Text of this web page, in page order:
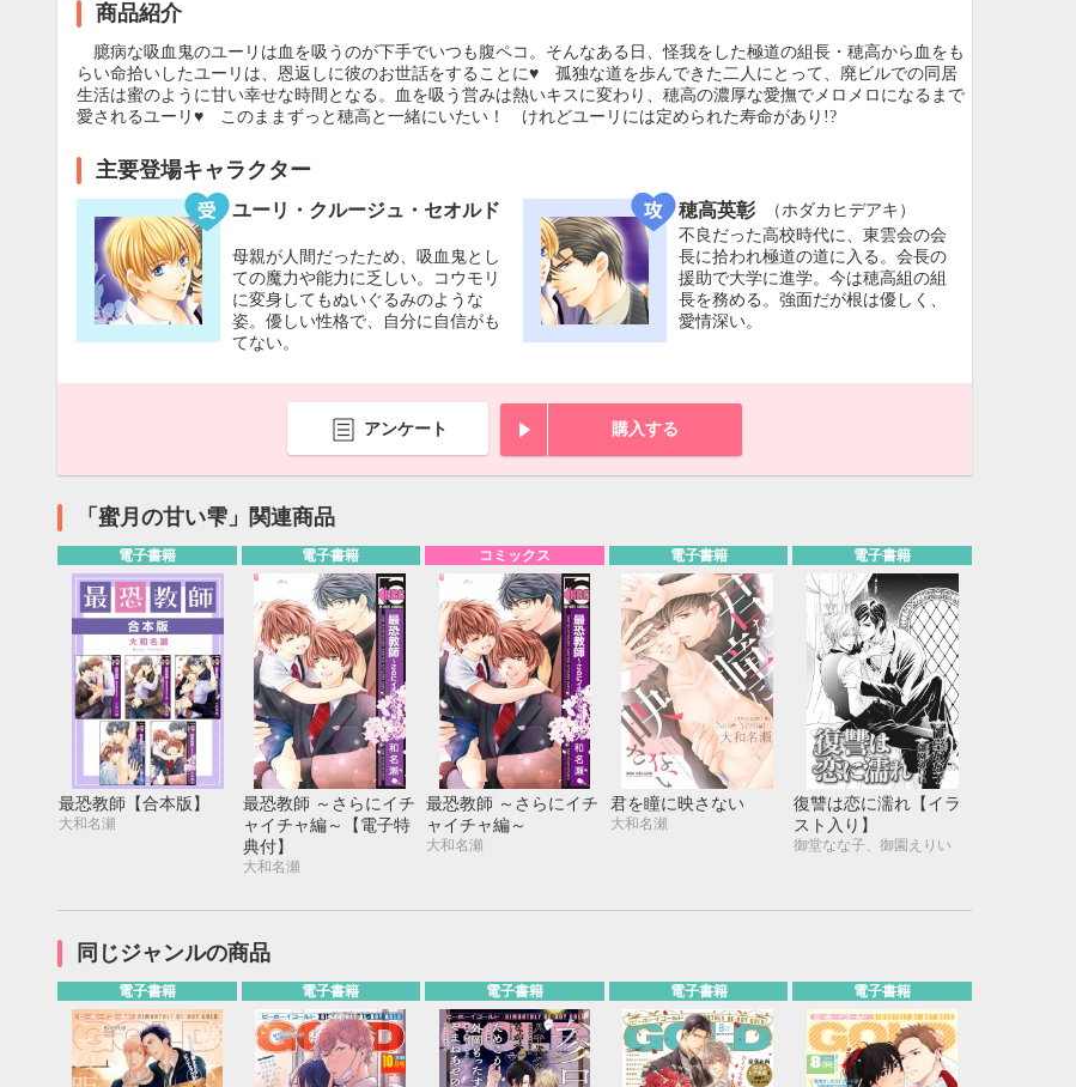
商品紹介
臆病な吸血鬼のユーリは血を吸うのが下手でいつも腹ペコ。そんなある日、怪我をした極道の組長・穂高から血をも
らい命拾いしたユーリは、恩返しに彼のお世話をすることに♥ 孤独な道を歩んできた二人にとって、廃ビルでの同居
生活は蜜のように甘い幸せな時間となる。血を吸う営みは熱いキスに変わり、穂高の濃厚な愛撫でメロメロになるまで
愛されるユーリ♥ このままずっと穂高と一緒にいたい！ けれどユーリには定められた寿命があり!?
主要登場キャラクター
ユーリ・クルージュ・セオルド
母親が人間だったため、吸血鬼とし
ての魔力や能力に乏しい。コウモリ
に変身してもぬいぐるみのような
姿。優しい性格で、自分に自信がも
てない。
穂高英彰
（ホダカヒデアキ）
不良だった高校時代に、東雲会の会
長に拾われ極道の道に入る。会長の
援助で大学に進学。今は穂高組の組
長を務める。強面だが根は優しく、
愛情深い。
アンケート 購入する
「蜜月の甘い雫」関連商品
電子書籍
最恐教師【合本版】
大和名瀬
電子書籍
最恐教師 ～さらにイチ
ャイチャ編～【電子特
典付】
大和名瀬
コミックス
最恐教師 ～さらにイチ
ャイチャ編～
大和名瀬
電子書籍
君を瞳に映さない
大和名瀬
電子書籍
復讐は恋に濡れ【イラ
スト入り】
御堂なな子、御園えりい
同じジャンルの商品
電子書籍 電子書籍 電子書籍 電子書籍 電子書籍
FRI
4
21 22 23 24
28 29
MON